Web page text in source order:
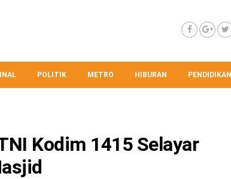
POLITIK METRO HIBURAN PENDIDIKAN
Kodim 1415 Selayar